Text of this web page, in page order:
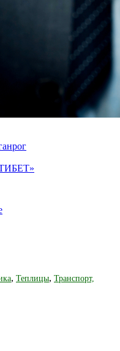
, Теплицы, Транспорт,